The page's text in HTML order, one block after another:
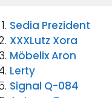
Sedia Prezident
XXXLutz Xora
Möbelix Aron
Lerty
Signal Q-084